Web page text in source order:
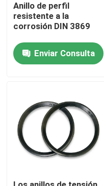
Inicio
Productos
Sobre nosotros
Visita a la fábrica
Control de Calidad
Anillo de perfil
resistente a la
corrosión DIN 3869
Enviar Consulta